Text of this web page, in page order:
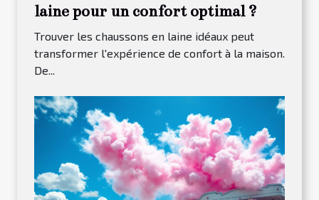
laine pour un confort optimal ?
Trouver les chaussons en laine idéaux peut
transformer l'expérience de confort à la maison.
De...